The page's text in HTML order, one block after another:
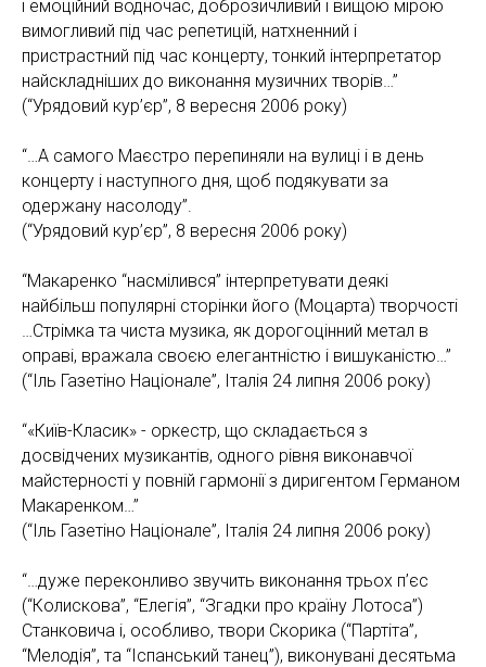
і емоційний водночас, доброзичливий і вищою мірою
вимогливий під час репетицій, натхненний і
пристрастний під час концерту, тонкий інтерпретатор
найскладніших до виконання музичних творів…”
(“Урядовий кур’єр”, 8 вересня 2006 року)
“…А самого Маєстро перепиняли на вулиці і в день
концерту і наступного дня, щоб подякувати за
одержану насолоду”.
(“Урядовий кур’єр”, 8 вересня 2006 року)
“Макаренко “насмілився” інтерпретувати деякі
найбільш популярні сторінки його (Моцарта) творчості
…Стрімка та чиста музика, як дорогоцінний метал в
оправі, вражала своєю елегантністю і вишуканістю…”
(“Іль Газетіно Націонале”, Італія 24 липня 2006 року)
“«Київ-Класик» - оркестр, що складається з
досвідчених музикантів, одного рівня виконавчої
майстерності у повній гармонії з диригентом Германом
Макаренком…”
(“Іль Газетіно Націонале”, Італія 24 липня 2006 року)
“…дуже переконливо звучить виконання трьох п’єс
(“Колискова”, “Елегія”, “Згадки про країну Лотоса”)
Станковича і, особливо, твори Скорика (“Партіта”,
“Мелодія”, та “Іспанський танец”), виконувані десятьма